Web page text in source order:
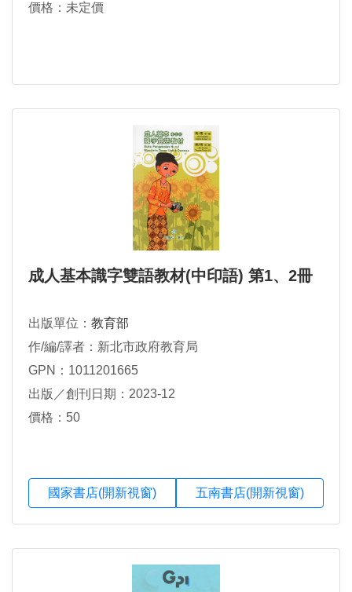
價格：未定價
成人基本識字雙語教材(中印語) 第1、2冊
出版單位： 教育部
作/編/譯者：新北市政府教育局
GPN：1011201665
出版／創刊日期：2023-12
價格：50
國家書店(開新視窗) 五南書店(開新視窗)